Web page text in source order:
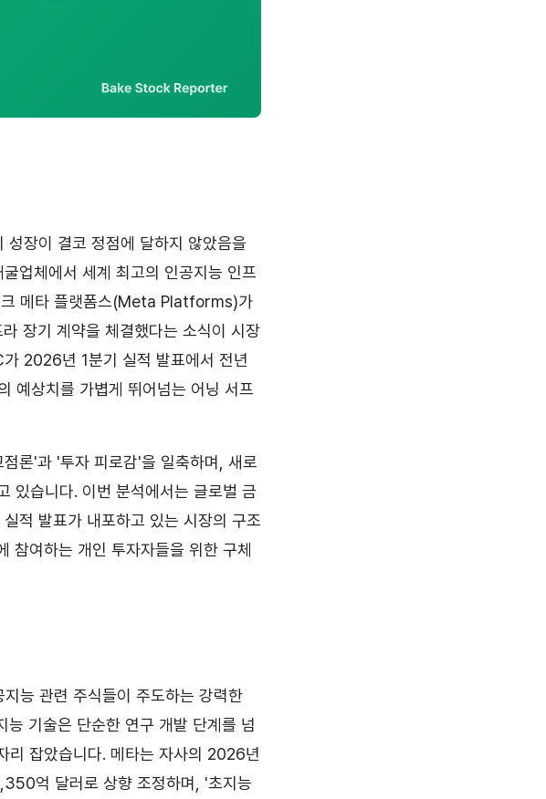
장이 결코 정점에 달하지 않았음을
업체에서 세계 최고의 인공지능 인프
메타 플랫폼스(Meta Platforms)가
장기 계약을 체결했다는 소식이 시장
2026년 1분기 실적 발표에서 전년
예상치를 가볍게 뛰어넘는 어닝 서프
론'과 '투자 피로감'을 일축하며, 새로
있습니다. 이번 분석에서는 글로벌 금
적 발표가 내포하고 있는 시장의 구조
참여하는 개인 투자자들을 위한 구체
능 관련 주식들이 주도하는 강력한
기술은 단순한 연구 개발 단계를 넘
리 잡았습니다. 메타는 자사의 2026년
억 달러로 상향 조정하며, '초지능